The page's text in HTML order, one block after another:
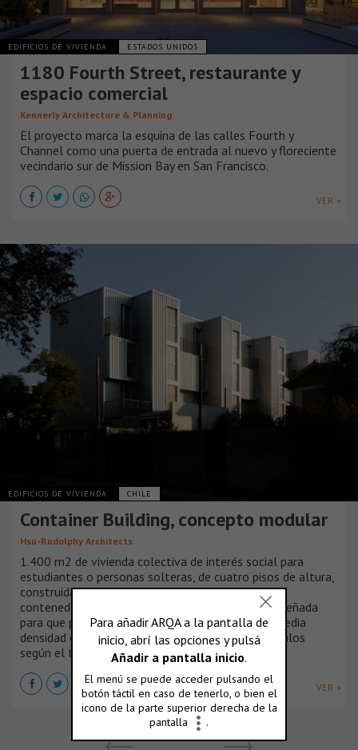
EDIFICIOS DE VIVIENDA ESTADOS UNIDOS
1180 Fourth Street, restaurante y
espacio comercial
Kennerly Architecture & Planning
El proyecto marca la esquina de las calles Fourth y
Channel como una puerta de entrada al nuevo y floreciente
vecindario sur de Mission Bay en San Francisco.
VER +
EDIFICIOS DE VIVIENDA CHILE
Container Building, concepto modular
Hsu-Rudolphy Architects
1.400 m2 de vivienda colectiva de interés social para
estudiantes o personas solteras, de cuatro pisos de altura,
construida en base a un sistema prefabricado de
contenedores reciclados y estructura de acero, diseñada
para que pueda ser edificada en zonas de baja y media
densidad de la ciudad, agregando o quitando módulos
según el terreno disponible.
VER +